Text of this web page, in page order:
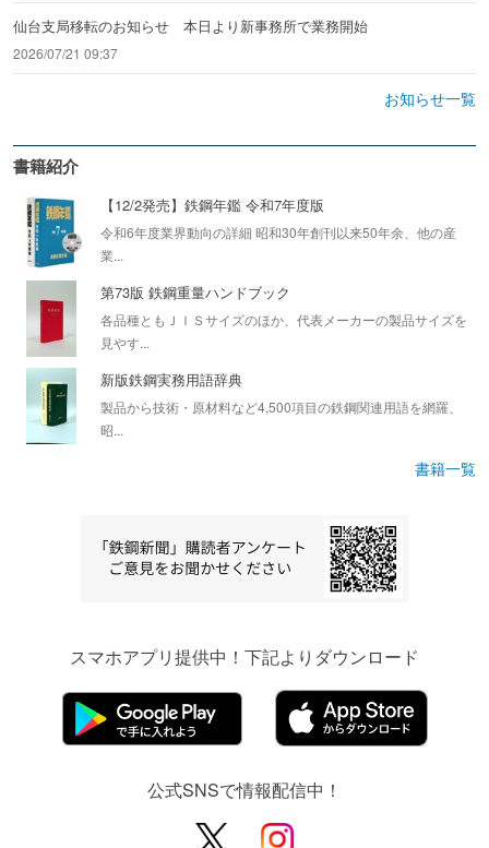
仙台支局移転のお知らせ 本日より新事務所で業務開始
2026/07/21 09:37
お知らせ一覧
書籍紹介
【12/2発売】鉄鋼年鑑 令和7年度版
令和6年度業界動向の詳細 昭和30年創刊以来50年余、他の産
業...
第73版 鉄鋼重量ハンドブック
各品種ともＪＩＳサイズのほか、代表メーカーの製品サイズを
見やす...
新版鉄鋼実務用語辞典
製品から技術・原材料など4,500項目の鉄鋼関連用語を網羅、
昭...
書籍一覧
スマホアプリ提供中！下記よりダウンロード
公式SNSで情報配信中！